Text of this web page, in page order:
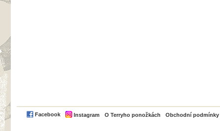
Facebook Instagram O Terryho ponožkách Obchodní podmínky
PayPal